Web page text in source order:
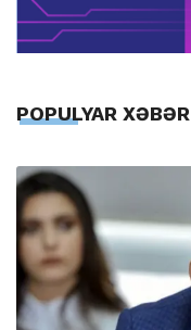
POPULYAR XƏBƏR